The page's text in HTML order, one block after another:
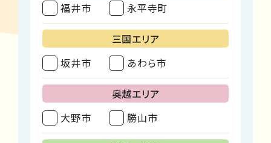
福井市
永平寺町
三国エリア
坂井市
あわら市
奥越エリア
大野市
勝山市